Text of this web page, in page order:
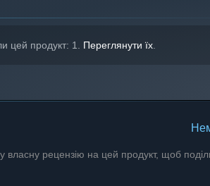
цей продукт: 1. Переглянути їх.
рецензію на цей продукт, щоб